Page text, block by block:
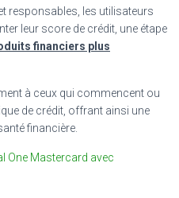
responsables, les utilisateurs
leur score de crédit, une étape
financiers plus
à ceux qui commencent ou
de crédit, offrant ainsi une
financière.
One Mastercard avec